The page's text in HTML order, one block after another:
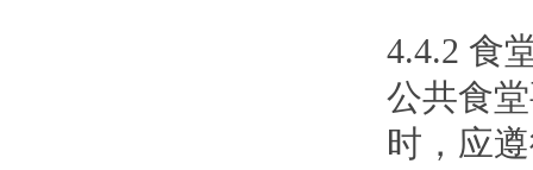
4.4.2 食
公共食
时，应